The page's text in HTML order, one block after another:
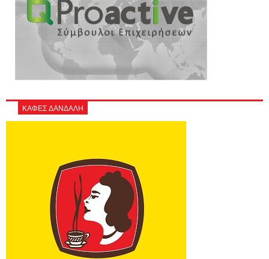
ΚΑΦΕΣ ΔΑΝΔΑΛΗ